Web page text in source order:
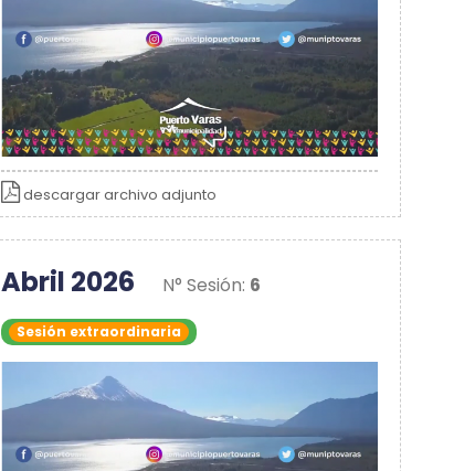
descargar archivo adjunto
Abril 2026 N° Sesión: 6
Sesión extraordinaria